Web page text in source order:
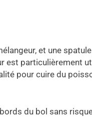
et une
est particulièrement
pour cuire du
du bol sans